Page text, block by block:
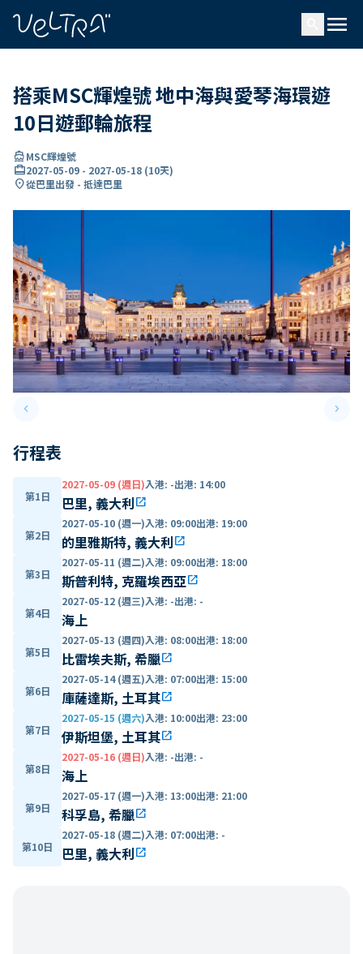
menu
搭乘MSC輝煌號 地中海與愛琴海環遊
10日遊郵輪旅程
directions_boatMSC輝煌號
card_travel2027-05-09 - 2027-05-18 (10天)
location_on從巴里出發 - 抵達巴里
keyboard_arrow_leftPrevious slide keyboard_arrow_right
行程表
第1日
2027-05-09 (週日)入港: -出港: 14:00
巴里, 義大利open_in_new
第2日
2027-05-10 (週一)入港: 09:00出港: 19:00
的里雅斯特, 義大利open_in_new
第3日
2027-05-11 (週二)入港: 09:00出港: 18:00
斯普利特, 克羅埃西亞open_in_new
第4日
2027-05-12 (週三)入港: -出港: -
海上
第5日
2027-05-13 (週四)入港: 08:00出港: 18:00
比雷埃夫斯, 希臘open_in_new
第6日
2027-05-14 (週五)入港: 07:00出港: 15:00
庫薩達斯, 土耳其open_in_new
第7日
2027-05-15 (週六)入港: 10:00出港: 23:00
伊斯坦堡, 土耳其open_in_new
第8日
2027-05-16 (週日)入港: -出港: -
海上
第9日
2027-05-17 (週一)入港: 13:00出港: 21:00
科孚島, 希臘open_in_new
第10日
2027-05-18 (週二)入港: 07:00出港: -
巴里, 義大利open_in_new